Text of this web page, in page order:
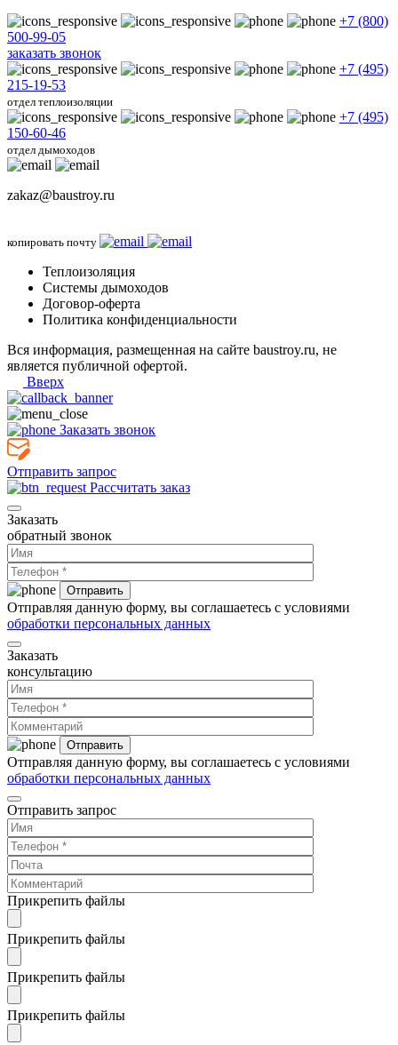
+7 (800)
500-99-05
заказать звонок
+7 (495)
215-19-53
отдел теплоизоляции
+7 (495)
150-60-46
отдел дымоходов
zakaz@baustroy.ru
копировать почту
Теплоизоляция
Системы дымоходов
Договор-оферта
Политика конфиденциальности
Вся информация, размещенная на сайте baustroy.ru, не
является публичной офертой.
Вверх
Заказать звонок
Отправить запрос
Рассчитать заказ
Заказать
обратный звонок
Отправляя данную форму, вы соглашаетесь с условиями
обработки персональных данных
Заказать
консультацию
Отправляя данную форму, вы соглашаетесь с условиями
обработки персональных данных
Отправить запрос
Прикрепить файлы
Прикрепить файлы
Прикрепить файлы
Прикрепить файлы